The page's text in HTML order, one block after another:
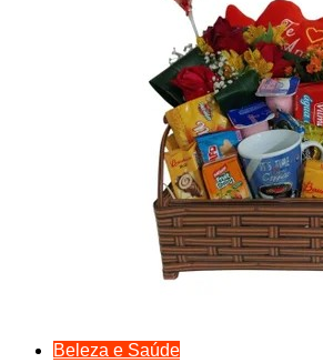
Beleza e Saúde